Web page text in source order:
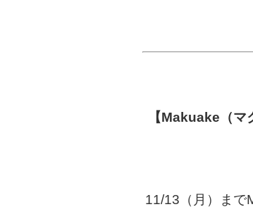
【Makuake（マ
11/13（月）まで